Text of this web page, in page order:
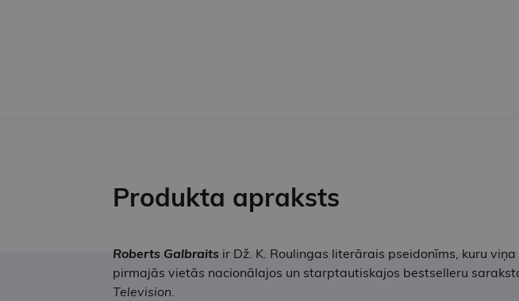
Produkta apraksts
Roberts Galbraits ir Dž. K. Roulingas literārais pseidonīms, kuru
pirmajās vietās nacionālajos un starptautiskajos bestselleru
Television.